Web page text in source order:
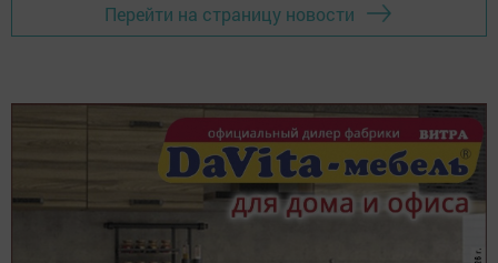
Перейти на страницу новости